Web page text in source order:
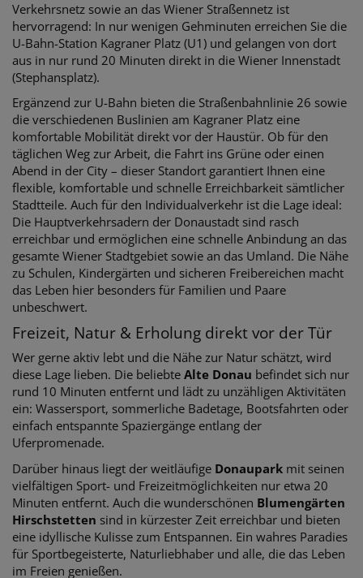
Verkehrsnetz sowie an das Wiener Straßennetz ist
hervorragend: In nur wenigen Gehminuten erreichen Sie die
U-Bahn-Station Kagraner Platz (U1) und gelangen von dort
aus in nur rund 20 Minuten direkt in die Wiener Innenstadt
(Stephansplatz).
Ergänzend zur U-Bahn bieten die Straßenbahnlinie 26 sowie
die verschiedenen Buslinien am Kagraner Platz eine
komfortable Mobilität direkt vor der Haustür. Ob für den
täglichen Weg zur Arbeit, die Fahrt ins Grüne oder einen
Abend in der City – dieser Standort garantiert Ihnen eine
flexible, komfortable und schnelle Erreichbarkeit sämtlicher
Stadtteile. Auch für den Individualverkehr ist die Lage ideal:
Die Hauptverkehrsadern der Donaustadt sind rasch
erreichbar und ermöglichen eine schnelle Anbindung an das
gesamte Wiener Stadtgebiet sowie an das Umland. Die Nähe
zu Schulen, Kindergärten und sicheren Freibereichen macht
das Leben hier besonders für Familien und Paare
unbeschwert.
Freizeit, Natur & Erholung direkt vor der Tür
Wer gerne aktiv lebt und die Nähe zur Natur schätzt, wird
diese Lage lieben. Die beliebte Alte Donau befindet sich nur
rund 10 Minuten entfernt und lädt zu unzähligen Aktivitäten
ein: Wassersport, sommerliche Badetage, Bootsfahrten oder
einfach entspannte Spaziergänge entlang der
Uferpromenade.
Darüber hinaus liegt der weitläufige Donaupark mit seinen
vielfältigen Sport- und Freizeitmöglichkeiten nur etwa 20
Minuten entfernt. Auch die wunderschönen Blumengärten
Hirschstetten sind in kürzester Zeit erreichbar und bieten
eine idyllische Kulisse zum Entspannen. Ein wahres Paradies
für Sportbegeisterte, Naturliebhaber und alle, die das Leben
im Freien genießen.